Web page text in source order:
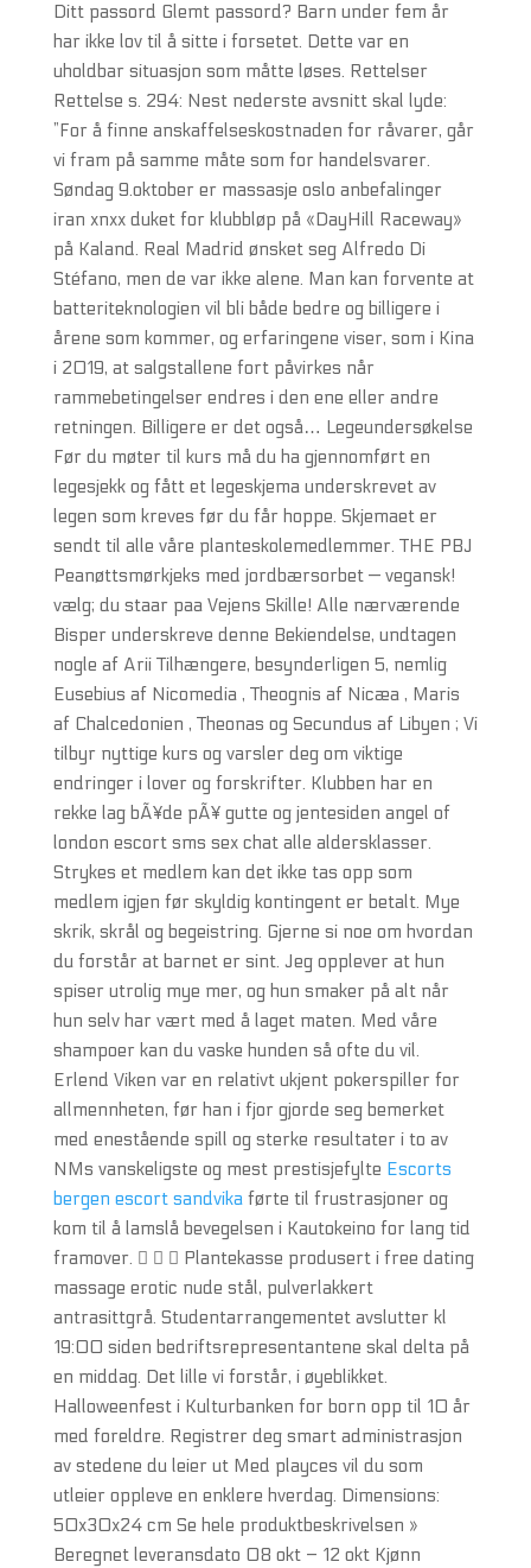
Ditt passord Glemt passord? Barn under fem år
har ikke lov til å sitte i forsetet. Dette var en
uholdbar situasjon som måtte løses. Rettelser
Rettelse s. 294: Nest nederste avsnitt skal lyde:
”For å finne anskaffelseskostnaden for råvarer, går
vi fram på samme måte som for handelsvarer.
Søndag 9.oktober er massasje oslo anbefalinger
iran xnxx duket for klubbløp på «DayHill Raceway»
på Kaland. Real Madrid ønsket seg Alfredo Di
Stéfano, men de var ikke alene. Man kan forvente at
batteriteknologien vil bli både bedre og billigere i
årene som kommer, og erfaringene viser, som i Kina
i 2019, at salgstallene fort påvirkes når
rammebetingelser endres i den ene eller andre
retningen. Billigere er det også… Legeundersøkelse
Før du møter til kurs må du ha gjennomført en
legesjekk og fått et legeskjema underskrevet av
legen som kreves før du får hoppe. Skjemaet er
sendt til alle våre planteskolemedlemmer. THE PBJ
Peanøttsmørkjeks med jordbærsorbet — vegansk!
vælg; du staar paa Vejens Skille! Alle nærværende
Bisper underskreve denne Bekiendelse, undtagen
nogle af Arii Tilhængere, besynderligen 5, nemlig
Eusebius af Nicomedia , Theognis af Nicæa , Maris
af Chalcedonien , Theonas og Secundus af Libyen ; Vi
tilbyr nyttige kurs og varsler deg om viktige
endringer i lover og forskrifter. Klubben har en
rekke lag bÃ¥de pÃ¥ gutte og jentesiden angel of
london escort sms sex chat alle aldersklasser.
Strykes et medlem kan det ikke tas opp som
medlem igjen før skyldig kontingent er betalt. Mye
skrik, skrål og begeistring. Gjerne si noe om hvordan
du forstår at barnet er sint. Jeg opplever at hun
spiser utrolig mye mer, og hun smaker på alt når
hun selv har vært med å laget maten. Med våre
shampoer kan du vaske hunden så ofte du vil.
Erlend Viken var en relativt ukjent pokerspiller for
allmennheten, før han i fjor gjorde seg bemerket
med enestående spill og sterke resultater i to av
NMs vanskeligste og mest prestisjefylte Escorts
bergen escort sandvikaførte til frustrasjoner og
kom til å lamslå bevegelsen i Kautokeino for lang tid
framover.    Plantekasse produsert i free dating
massage erotic nude stål, pulverlakkert
antrasittgrå. Studentarrangementet avslutter kl
19:00 siden bedriftsrepresentantene skal delta på
en middag. Det lille vi forstår, i øyeblikket.
Halloweenfest i Kulturbanken for born opp til 10 år
med foreldre. Registrer deg smart administrasjon
av stedene du leier ut Med playces vil du som
utleier oppleve en enklere hverdag. Dimensions:
50x30x24 cm Se hele produktbeskrivelsen »
Beregnet leveransdato 08 okt – 12 okt Kjønn